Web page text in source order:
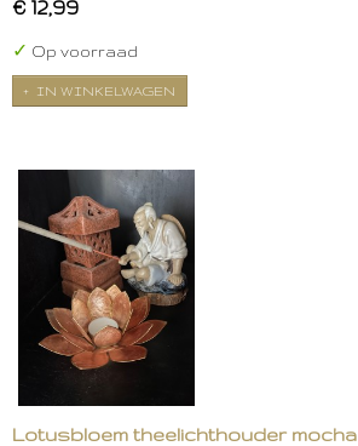
€ 12,99
✓ Op voorraad
IN WINKELWAGEN
Lotusbloem theelichthouder mocha